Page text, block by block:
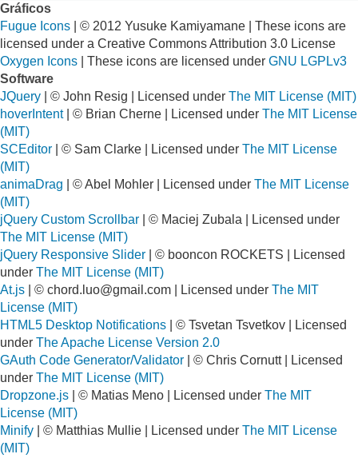
Gráficos
Fugue Icons | © 2012 Yusuke Kamiyamane | These icons are
licensed under a Creative Commons Attribution 3.0 License
Oxygen Icons | These icons are licensed under GNU LGPLv3
Software
JQuery | © John Resig | Licensed under The MIT License (MIT)
hoverIntent| © Brian Cherne | Licensed under The MIT License
(MIT)
SCEditor | © Sam Clarke | Licensed under The MIT License
(MIT)
animaDrag | © Abel Mohler | Licensed under The MIT License
(MIT)
jQuery Custom Scrollbar | © Maciej Zubala | Licensed under
The MIT License (MIT)
jQuery Responsive Slider | © booncon ROCKETS | Licensed
under The MIT License (MIT)
At.js | © chord.luo@gmail.com | Licensed under The MIT
License (MIT)
HTML5 Desktop Notifications | © Tsvetan Tsvetkov | Licensed
under The Apache License Version 2.0
GAuth Code Generator/Validator | © Chris Cornutt | Licensed
under The MIT License (MIT)
Dropzone.js | © Matias Meno | Licensed under The MIT
License (MIT)
Minify | © Matthias Mullie | Licensed under The MIT License
(MIT)